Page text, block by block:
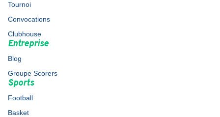
Tournoi
Convocations
Clubhouse
Entreprise
Blog
Groupe Scorers
Sports
Football
Basket